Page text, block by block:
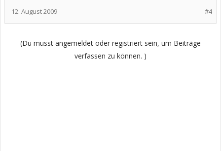
#4
12. August 2009
(Du musst angemeldet oder registriert sein, um Beiträge
verfassen zu können. )